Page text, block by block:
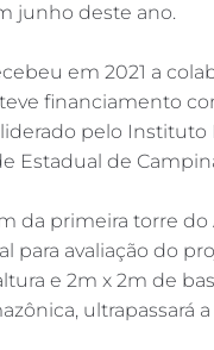
junho deste ano.
em 2021 a
financiamento
pelo Instituto
Estadual de
da primeira torre do
para avaliação do
e 2m x 2m de
ultrapassará